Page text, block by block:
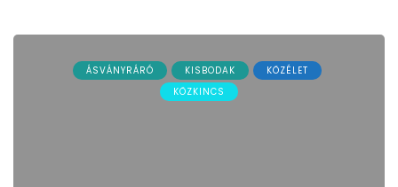
ÁSVÁNYRÁRÓ KISBODAK
KÖZÉLET
KÖZKINCS